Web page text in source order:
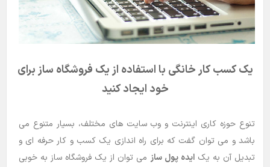
یک کسب کار خانگی با استفاده از یک فروشگاه ساز برای
خود ایجاد کنید
تنوع حوزه کاری اینترنت و وب سایت های مختلف، بسیار متنوع می
باشد و می توان گفت که برای راه اندازی یک کسب و کار حرفه ای و
تبدیل آن به یکایده پول ساز می توان از یک فروشگاه ساز به خوبی